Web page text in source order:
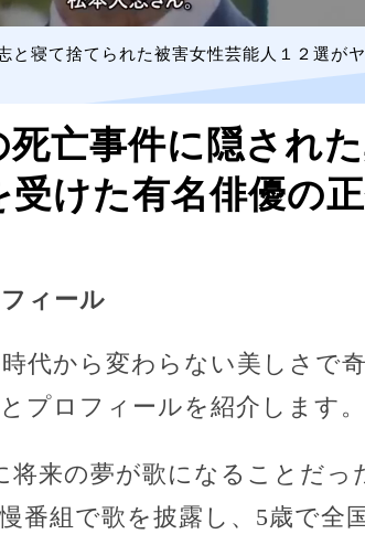
と寝て捨てられた被害女性芸能人１２選が
死亡事件に隠され
けた有名俳優の正
ィール
代から変わらない美しさで
プロフィールを紹介します。
将来の夢が歌になることだっ
番組で歌を披露し、5歳で全